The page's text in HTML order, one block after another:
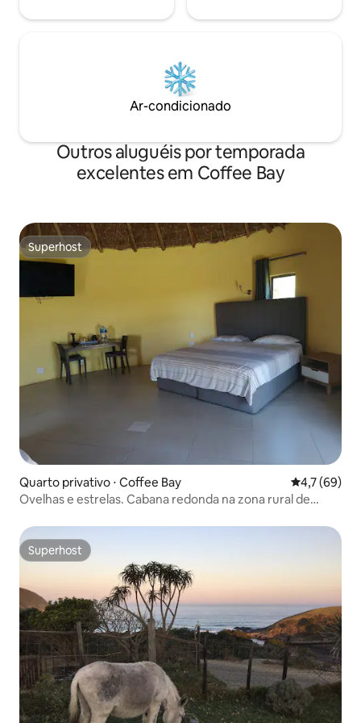
Ar-condicionado
Outros aluguéis por temporada
excelentes em Coffee Bay
Superhost
Superhost
Quarto privativo ⋅ Coffee Bay 4,7 de uma
4,7 (69)
Ovelhas e estrelas. Cabana redonda na zona rural de
Superhost
Superhost